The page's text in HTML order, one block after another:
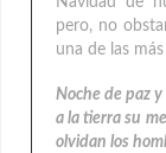
pero, no
una de las
Noche de paz
a la tierra su
olvidan los